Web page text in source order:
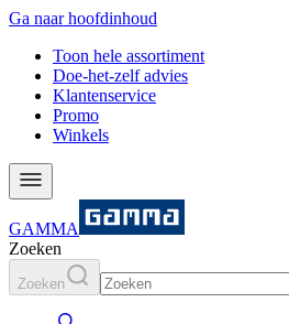
Ga naar hoofdinhoud
Toon hele assortiment
Doe-het-zelf advies
Klantenservice
Promo
Winkels
GAMMA
Zoeken
Zoeken